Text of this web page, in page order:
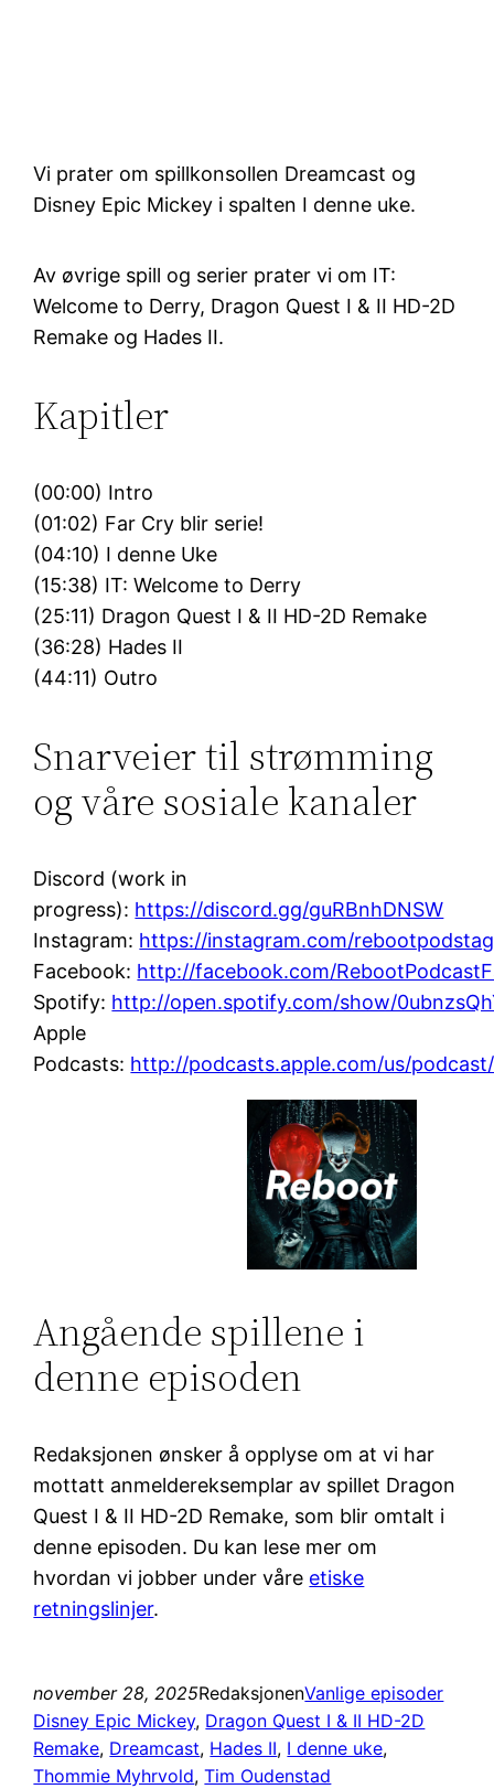
Vi prater om spillkonsollen Dreamcast og
Disney Epic Mickey i spalten I denne uke.
Av øvrige spill og serier prater vi om IT:
Welcome to Derry, Dragon Quest I & II HD-2D
Remake og Hades II.
Kapitler
(00:00) Intro
(01:02) Far Cry blir serie!
(04:10) I denne Uke
(15:38) IT: Welcome to Derry
(25:11) Dragon Quest I & II HD-2D Remake
(36:28) Hades II
(44:11) Outro
Snarveier til strømming
og våre sosiale kanaler
Discord (work in
progress): https://discord.gg/guRBnhDNSW
Instagram: https://instagram.com/
Facebook: http://facebook.com/
Spotify: http://open.spotify.com/show/
Apple
Podcasts: http://podcasts.apple.com/us/podcast/
Angående spillene i
denne episoden
Redaksjonen ønsker å opplyse om at vi har
mottatt anmeldereksemplar av spillet Dragon
Quest I & II HD-2D Remake, som blir omtalt i
denne episoden. Du kan lese mer om
hvordan vi jobber under våre etiske
retningslinjer.
november 28, 2025RedaksjonenVanlige episoder
Disney Epic Mickey, Dragon Quest I & II HD-2D
Remake, Dreamcast, Hades II, I denne uke
Thommie Myhrvold, Tim Oudenstad